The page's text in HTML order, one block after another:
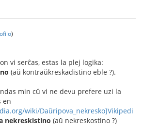
)
vi serĉas, estas la plej logika:
(aŭ kontraŭkreskadistino eble ?).
min cŭ vi ne devu prefere uzi la
en
wiki/Daŭripova_nekresko]Vikipedi
nekreskistino (aŭ nekreskostino ?)